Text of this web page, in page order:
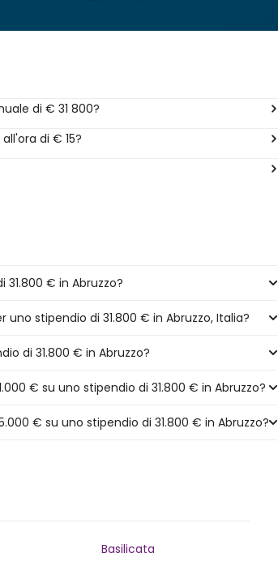
di € 31 800?
di € 15?
€ in Abruzzo?
stipendio di 31.800 € in Abruzzo, Italia?
di 31.800 € in Abruzzo?
€ su uno stipendio di 31.800 € in Abruzzo?
€ su uno stipendio di 31.800 € in Abruzzo?
Basilicata